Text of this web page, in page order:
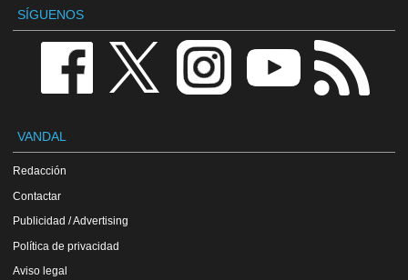
SÍGUENOS
VANDAL
Redacción
Contactar
Publicidad / Advertising
Política de privacidad
Aviso legal